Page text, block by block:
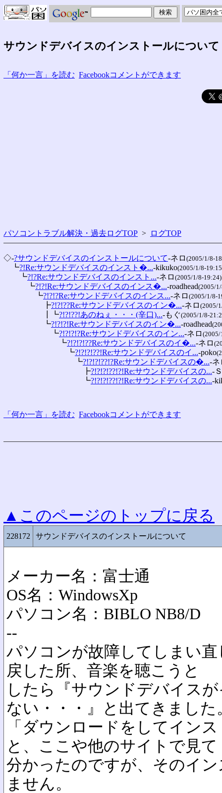
サウンドデバイスのインストールについて
「何か一言」を読む Facebookコメントができます
パソコントラブル解決・過去ログTOP > ログTOP
◇-?サウンドデバイスのインストールについて-ネロ (2005/1/8-
┗?!Re:サウンドデバイスのインスト�...-kikuko(2005/1/8-
┗?!?Re:サウンドデバイスのインスト...-ネロ (2005/1/8-19:24)
┗?!?!Re:サウンドデバイスのインス�...-roadhead(2005/
┗?!?!?Re:サウンドデバイスのインス...-ネロ (2005/1/8-
┣?!?!??Re:サウンドデバイスのイン�...-ネロ (2005/
┃┗?!?!??!あのねぇ・・・(辛口)...-もぐ(2005/1/8-
┗?!?!?!Re:サウンドデバイスのイン�...-roadhead
┗?!?!?!?Re:サウンドデバイスのイン...-ネロ (2005/
┗?!?!?!??Re:サウンドデバイスのイ�...-ネロ
┗?!?!?!??!Re:サウンドデバイスのイ...-poko
┗?!?!?!??!?Re:サウンドデバイスの�...-ネ
┣?!?!?!??!?!Re:サウンドデバイスの...-
┗?!?!?!??!?!Re:サウンドデバイスの...-
「何か一言」を読む Facebookコメントができます
▲このページのトップに戻る
228172 サウンドデバイスのインストールについて
メーカー名：富士通
OS名：WindowsXp
パソコン名：BIBLO NB8/D
--
パソコンが故障してしまい
戻した所、音楽を聴こうと
したら『サウンドデバイス
ない・・・』と出てきました
「ダウンロードをしてイン
と、ここや他のサイトで見て
分かったのですが、そのイ
ません。